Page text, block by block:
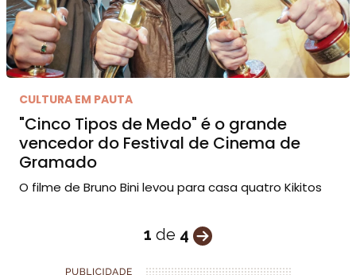
CULTURA EM PAUTA
"Cinco Tipos de Medo" é o grande
vencedor do Festival de Cinema de
Gramado
O filme de Bruno Bini levou para casa quatro Kikitos
1 de 4